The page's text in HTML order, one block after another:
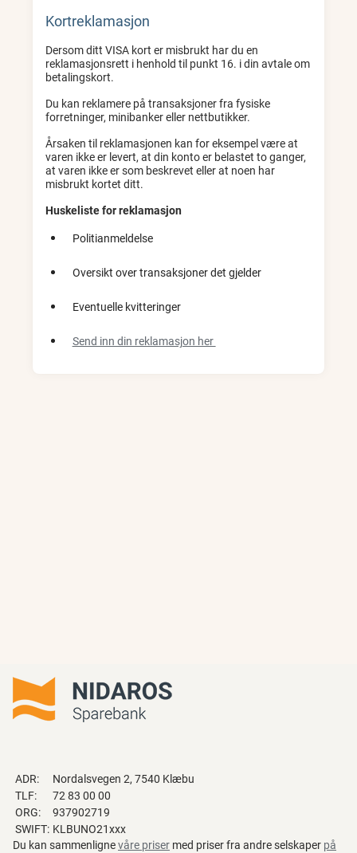
Kortreklamasjon
Dersom ditt VISA kort er misbrukt har du en
reklamasjonsrett i henhold til punkt 16. i din avtale om
betalingskort.
Du kan reklamere på transaksjoner fra fysiske
forretninger, minibanker eller nettbutikker.
Årsaken til reklamasjonen kan for eksempel være at
varen ikke er levert, at din konto er belastet to ganger,
at varen ikke er som beskrevet eller at noen har
misbrukt kortet ditt.
Huskeliste for reklamasjon
Politianmeldelse
Oversikt over transaksjoner det gjelder
Eventuelle kvitteringer
Send inn din reklamasjon her
ADR:
Nordalsvegen 2, 7540 Klæbu
TLF:
72 83 00 00
ORG:
937902719
SWIFT: KLBUNO21xxx
Du kan sammenlignevåre priser med priser fra andre selskaper på